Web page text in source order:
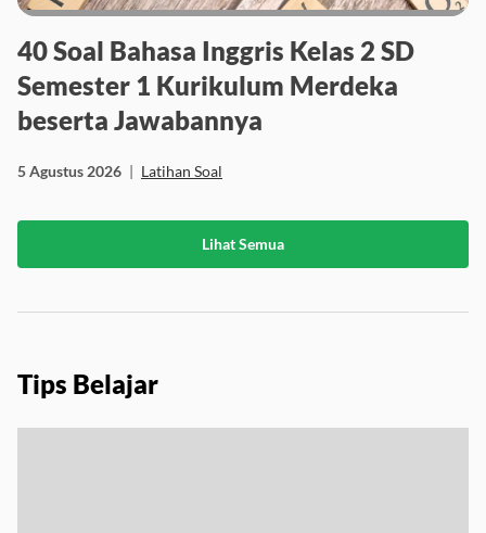
40 Soal Bahasa Inggris Kelas 2 SD
Semester 1 Kurikulum Merdeka
beserta Jawabannya
5 Agustus 2026 | Latihan Soal
Lihat Semua
Tips Belajar